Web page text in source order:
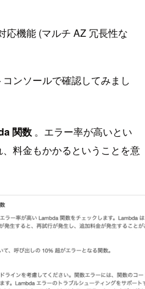
応機能 (マルチ AZ 冗長性な
ンソールで確認してみまし
関数 。エラー率が高いとい
料金もかかるということを意